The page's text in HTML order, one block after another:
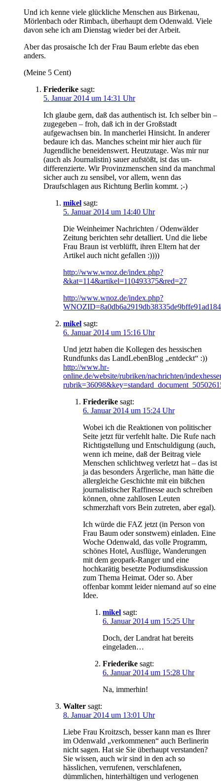
Und ich kenne viele glückliche Menschen aus Birkenau,
Mörlenbach oder Rimbach, überhaupt dem Odenwald. Viele
davon sehe ich am Dienstag wieder bei der Arbeit.
Aber das prosaische Ich der Frau Baum erlebte das eben
anders.
(Meine 5 Cent)
Friederike sagt:
5. Januar 2014 um 14:31 Uhr
Ich glaube gern, daß das authentisch ist. Ich selber bin –
zugegeben – froh, daß ich in der Großstadt
aufgewachsen bin. In mancherlei Hinsicht. In anderer
bedaure ich das. Manches scheint mir hier auch für
Jugendliche beneidenswert. Heutzutage. Was mir nur
(auch als Journalistin) sauer aufstößt, ist das un-
differenzierte. Wir Provinzmenschen sind da manchmal
sicher auch zu sensibel, vor allem, wenn das
Draufschlagen aus Richtung Berlin kommt. ;-)
mikel sagt:
5. Januar 2014 um 14:40 Uhr
Die Weinheimer Nachrichten / Odenwälder
Zeitung berichten sehr detalliert. Und die liebe
Frau Braun ist verblüfft, ihren Eltern hat der
Artikel auch nicht gefallen :))))
http://www.wnoz.de/index.php?
&kat=114&artikel=110493375&red=27
http://www.wnoz.de/index.php?
mikel sagt:
6. Januar 2014 um 15:16 Uhr
Und jetzt haben die Kollegen des hessischen
Rundfunks das LandLebenBlog „entdeckt“ :))
http://www.hr-
online.de/website/rubriken/nachrichten/
Friederike sagt:
6. Januar 2014 um 15:24 Uhr
Wobei ich die Reaktionen von politischer
Seite jetzt für verfehlt halte. Die Rufe nach
Richtigstellung und Entschuldigung (auch,
wenn ich meine, daß der Beitrag viele
Menschen schlichtweg verletzt hat – das ist
ja das besonders Ärgerliche, man hätte die
allergleiche Geschichte mit ein bißchen
journalistischer Raffinesse auch schreiben
können, ohne zahllosen Leuten
schmerzhaft vors Bein zutreten, aber egal).
Ich würde die FAZ jetzt (in Person von
Frau Baum oder sonstwem) einladen. Eine
Woche Odenwald, das volle Programm,
schönes Hotel, Ausflüge, Wanderungen
mit dem geopark-Ranger und eine
hochkarätig besetzte Podiumsdiskussion
zum Thema Heimat. Oder so. Aber
offenbar kommt leider niemand auf so eine
Idee.
mikel sagt:
6. Januar 2014 um 15:25 Uhr
Doch, der Landrat hat bereits
eingeladen…
Friederike sagt:
6. Januar 2014 um 15:28 Uhr
Na, immerhin!
Walter sagt:
8. Januar 2014 um 13:01 Uhr
Liebe Frau Kroitzsch, besser kann man es Ihrer
im Odenwald „verkommenen“ auch Berlinerin
nicht sagen. Hat sie Sie überhaupt verstanden?
Sie wissen, auch wir sind in den ach so
hässlichen, verrufenen, verschlafenen,
dümmlichen, hinterhältigen und verlogenen